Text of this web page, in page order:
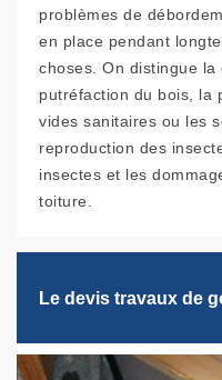
problèmes de
en place pendant
choses. On distingue
putréfaction du bois, la
vides sanitaires ou les
reproduction des
insectes et les
toiture.
Le devis travaux de